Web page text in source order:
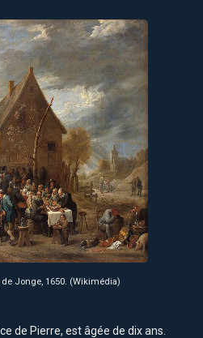
Jonge, 1650. (Wikimédia)
de Pierre, est âgée de dix ans.